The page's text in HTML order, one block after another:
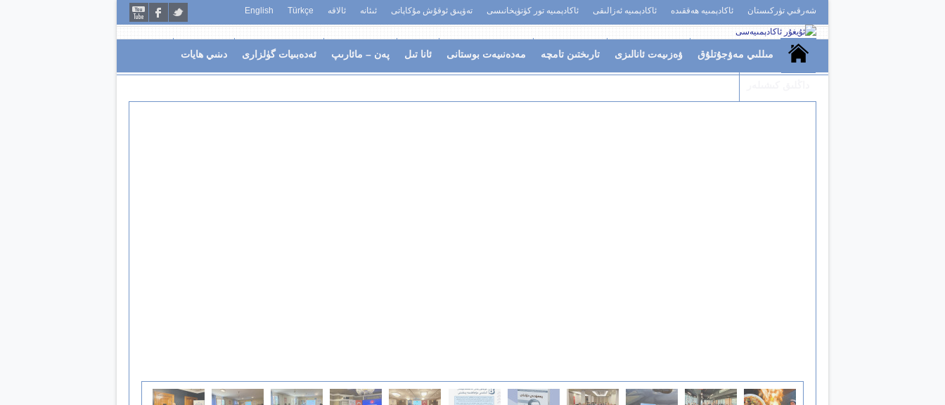
شەرقىي تۈركىستان ئاكادېمىيە ھەققىدە ئاكادېمىيە ئەزالىقى ئاكادېمىيە تور كۈتۈپخانىسى تەۋپىق ئوقۇش مۇكاپاتى ئىئانە ئالاقە Türkçe
English
مىللىي مەۋجۇتلۇق ۋەزىيەت ئانالىزى تارىختىن تامچە مەدەنىيەت بوستانى ئانا تىل پەن – مائارىپ ئەدەبىيات گۈلزارى دىنىي ھايات